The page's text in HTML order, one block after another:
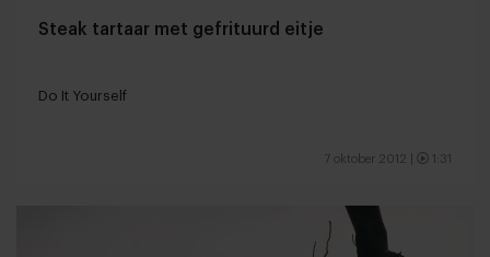
Steak tartaar met gefrituurd eitje
Do It Yourself
7 oktober 2012 1:31